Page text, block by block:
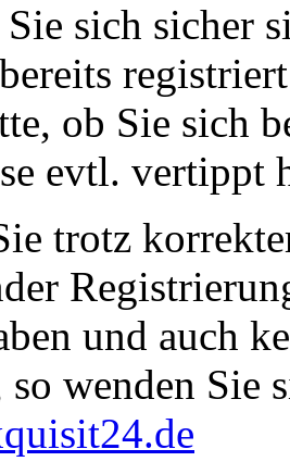
sich sicher
ob Sie sich
evtl. vertippt
trotz
und auch
so wenden Sie